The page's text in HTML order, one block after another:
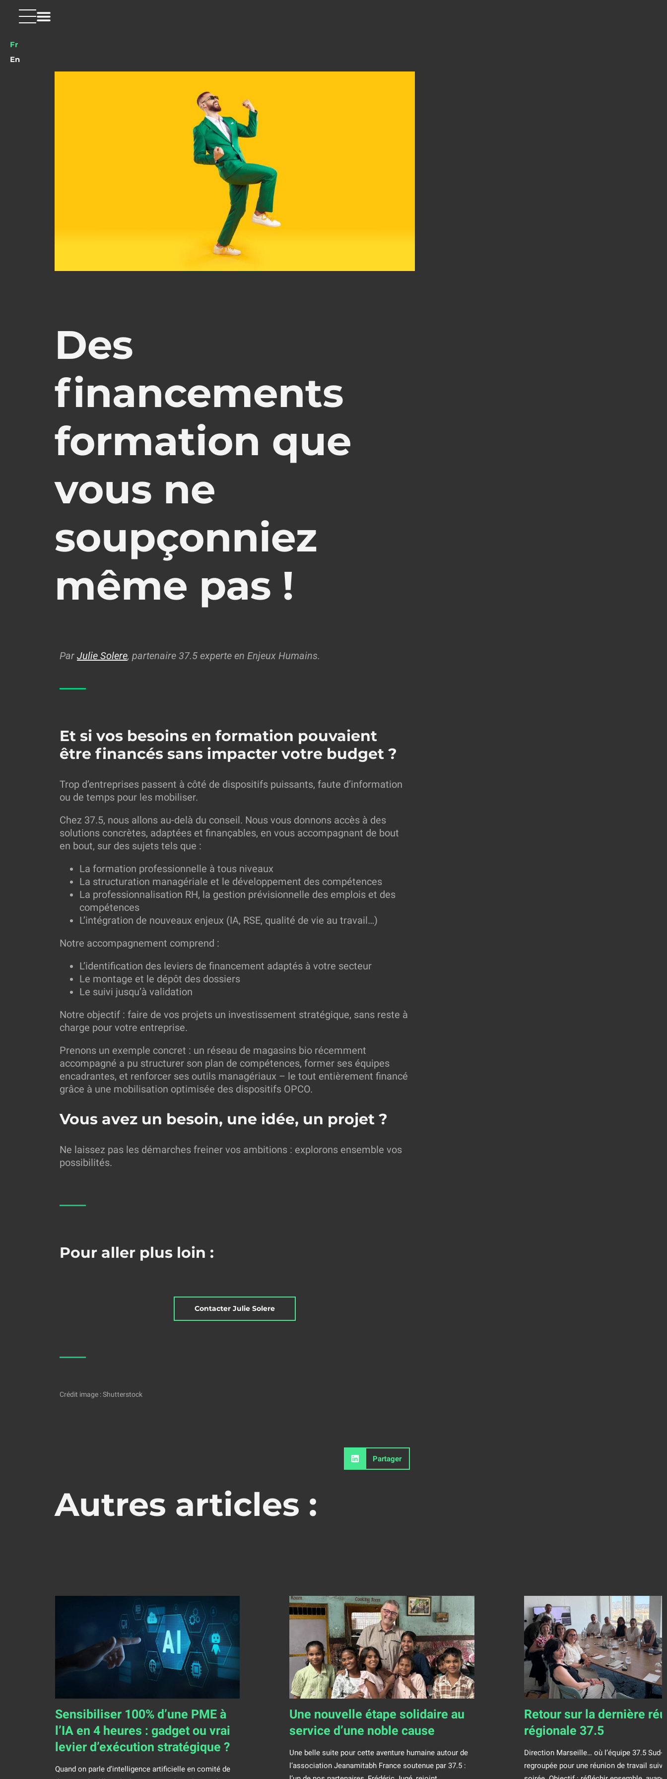
Fr
En
Des
financements
formation que
vous ne
soupçonniez
même pas !
Par Julie Solere, partenaire 37.5 experte en Enjeux Humains.
Et si vos besoins en formation pouvaient
être financés sans impacter votre budget ?
Trop d’entreprises passent à côté de dispositifs puissants, faute d’information
ou de temps pour les mobiliser.
Chez 37.5, nous allons au-delà du conseil. Nous vous donnons accès à des
solutions concrètes, adaptées et finançables, en vous accompagnant de bout
en bout, sur des sujets tels que :
La formation professionnelle à tous niveaux
La structuration managériale et le développement des compétences
La professionnalisation RH, la gestion prévisionnelle des emplois et des
compétences
L’intégration de nouveaux enjeux (IA, RSE, qualité de vie au travail…)
Notre accompagnement comprend :
L’identification des leviers de financement adaptés à votre secteur
Le montage et le dépôt des dossiers
Le suivi jusqu’à validation
Notre objectif : faire de vos projets un investissement stratégique, sans reste à
charge pour votre entreprise.
Prenons un exemple concret : un réseau de magasins bio récemment
accompagné a pu structurer son plan de compétences, former ses équipes
encadrantes, et renforcer ses outils managériaux – le tout entièrement financé
grâce à une mobilisation optimisée des dispositifs OPCO.
Vous avez un besoin, une idée, un projet ?
Ne laissez pas les démarches freiner vos ambitions : explorons ensemble vos
possibilités.
Pour aller plus loin :
Contacter Julie Solere
Crédit image : Shutterstock
Partager
Autres articles :
Sensibiliser 100% d’une PME à
l’IA en 4 heures : gadget ou vrai
levier d’exécution stratégique ?
Quand on parle d’intelligence artificielle en comité de
Une nouvelle étape solidaire au
service d’une noble cause
Une belle suite pour cette aventure humaine autour de
l’association Jeanamitabh France soutenue par 37.5 :
Retour sur la dernière
régionale 37.5
Direction Marseille… où l’équipe 37.5 Sud-
regroupée pour une réunion de travail